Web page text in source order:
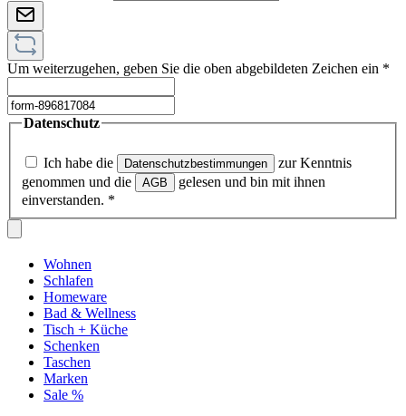
Um weiterzugehen, geben Sie die oben abgebildeten Zeichen ein *
Datenschutz
Ich habe die Datenschutzbestimmungen
zur Kenntnis
genommen und die
AGB
gelesen und bin mit ihnen
einverstanden. *
Wohnen
Schlafen
Homeware
Bad & Wellness
Tisch + Küche
Schenken
Taschen
Marken
Sale %